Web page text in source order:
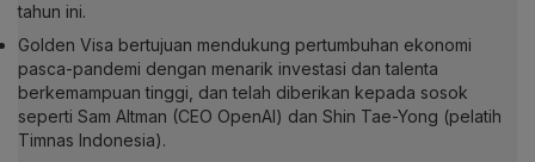
tahun ini.
Golden Visa bertujuan mendukung pertumbuhan ekonomi
pasca-pandemi dengan menarik investasi dan talenta
berkemampuan tinggi, dan telah diberikan kepada sosok
seperti Sam Altman (CEO OpenAI) dan Shin Tae-Yong (pelatih
Timnas Indonesia).